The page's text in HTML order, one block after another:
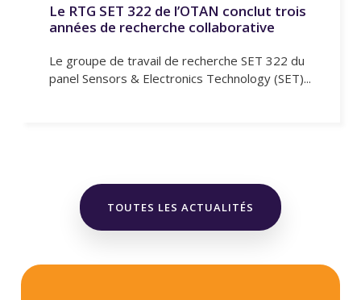
Le RTG SET 322 de l’OTAN conclut trois
années de recherche collaborative
Le groupe de travail de recherche SET 322 du
panel Sensors & Electronics Technology (SET)...
TOUTES LES ACTUALITÉS